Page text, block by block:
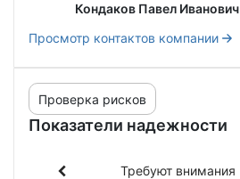
Кондаков Павел Иванович
Просмотр контактов компании
Показатели надежности
Проверка рисков
Требуют внимания